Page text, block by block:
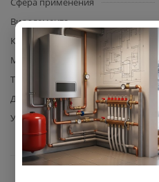
Вид элемента
Количество в упаковке
Материал изготовления
Тип фитинга
Диаметр
Угол поворота